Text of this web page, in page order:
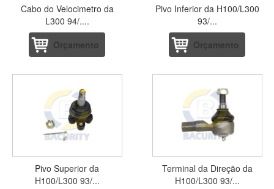
Cabo do Velocimetro da
L300 94/....
Orçamento
Pivo Inferior da H100/L300
93/...
Orçamento
Pivo Superior da
H100/L300 93/...
Terminal da Direção da
H100/L300 93/...